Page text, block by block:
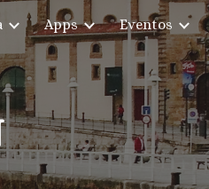
Apps Eventos